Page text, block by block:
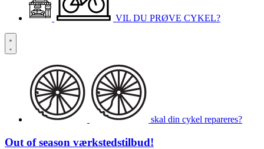
VIL DU PRØVE CYKEL?
skal din cykel repareres?
Out of season værkstedstilbud!